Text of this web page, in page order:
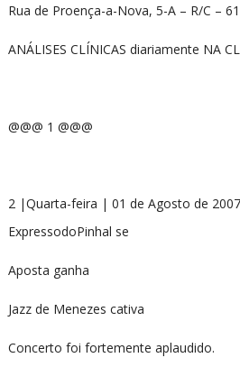
Rua de Proença-a-Nova, 5-A – R/C –
ANÁLISES CLÍNICAS diariamente NA
@@@ 1 @@@
2 |Quarta-feira | 01 de Agosto de 2007
ExpressodoPinhal se
Aposta ganha
Jazz de Menezes cativa
Concerto foi fortemente aplaudido.